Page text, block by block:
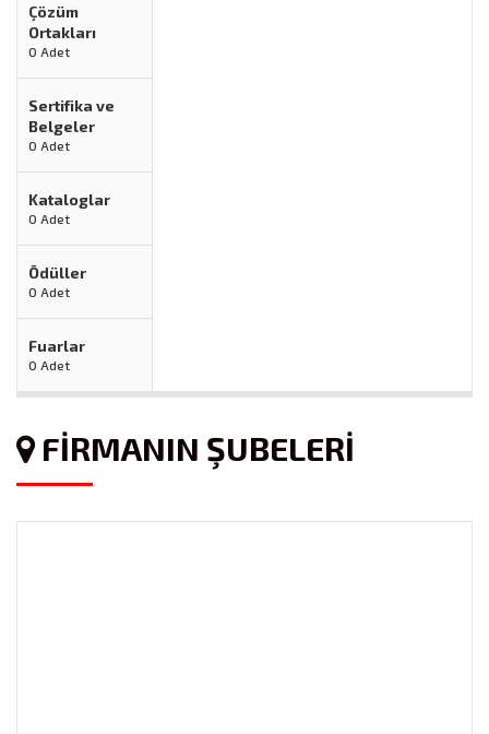
Çözüm
Ortakları
0 Adet
Sertifika ve
Belgeler
0 Adet
Kataloglar
0 Adet
Ödüller
0 Adet
Fuarlar
0 Adet
FİRMANIN ŞUBELERİ